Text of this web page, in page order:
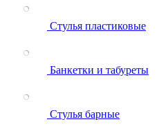
Стулья пластиковые
Банкетки и табуреты
Стулья барные